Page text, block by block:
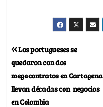
Los portugueses se
quedaron con dos
megacontratos en Cartagena
llevan décadas con negocios
en Colombia